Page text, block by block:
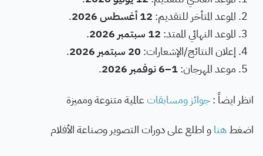
الموعد المتأخر للتقديم: 12 أغسطس 2026
.
الموعد النهائي الممتد: 12 سبتمبر 2026
.
إعلان النتائج/الإشعارات: 20 سبتمبر 2026
.
موعد المهرجان:1–6 نوفمبر 2026
.
انظر ايضاً :جوائز ومسابقاتعالمية متنوعة ومميزة
اضغطهناو اطلع على دورات التصوير وصناعة الأفلام